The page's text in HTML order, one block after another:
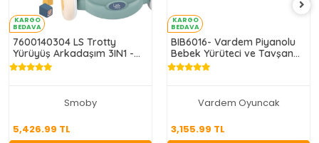
KARGO
BEDAVA
7600140304 LS Trotty
Yürüyüş Arkadaşım 3IN1 -
Smoby
Smoby
5,426.99 TL
5,426.99 TL
Sepete Ekle
KARGO
BEDAVA
BIB6016- Vardem Piyanolu
Bebek Yürüteci ve Tavşan
Desenli Kırmızı Oyun Halısı 2
Vardem Oyuncak
3,155.99 TL
3,155.99 TL
Sepete Ekle